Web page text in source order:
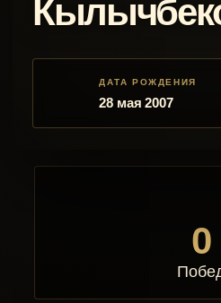
ДАТА РОЖДЕНИЯ
28 мая 2007
0